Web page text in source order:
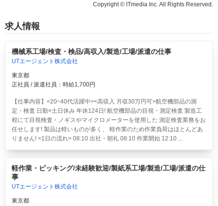
Copyright © ITmedia Inc. All Rights Reserved.
求人情報
機械系工場/検査・検品/高収入/製造/工場/派遣の仕事
UTエージェント株式会社
東京都
正社員 / 派遣社員：時給1,700円
【仕事内容】<20~40代活躍中><高収入 月収30万円可>航空機部品の測
定・検査 日勤×土日休み 年休124日!航空機部品の目視・測定検査 製造工
程にて目視検査・ノギスやマイクロメーターを使用した 測定検査業務をお
任せします! 製品は軽いものが多く、 軽作業のため作業負荷はほとんどあ
りません! <1日の流れ> 08:10 出社・朝礼 08:10 作業開始 12:10 ...
軽作業・ピッキング/未経験歓迎/製紙系工場/製造/工場/派遣の仕
事
UTエージェント株式会社
東京都